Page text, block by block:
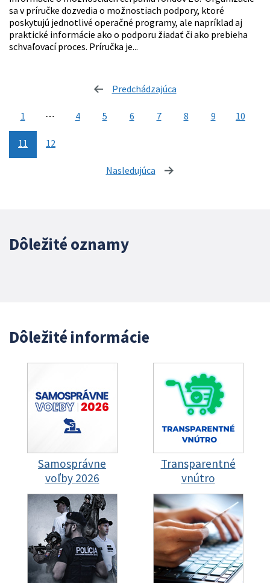
sa v príručke dozvedia o možnostiach podpory, ktoré
poskytujú jednotlivé operačné programy, ale napríklad aj
praktické informácie ako o podporu žiadať či ako prebieha
schvaľovací proces. Príručka je...
Predchádzajúca
1 ⋯ 4 5 6 7 8 9 10
11 12
Nasledujúca stránka
Dôležité oznamy
Dôležité informácie
Samosprávne
voľby 2026
Transparentné
vnútro